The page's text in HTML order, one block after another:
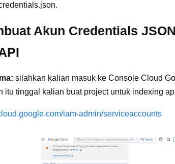
Akun Credentials
silahkan kalian masuk ke Console Cloud
itu tinggal kalian buat project untuk indexing
iam-admin/serviceaccounts